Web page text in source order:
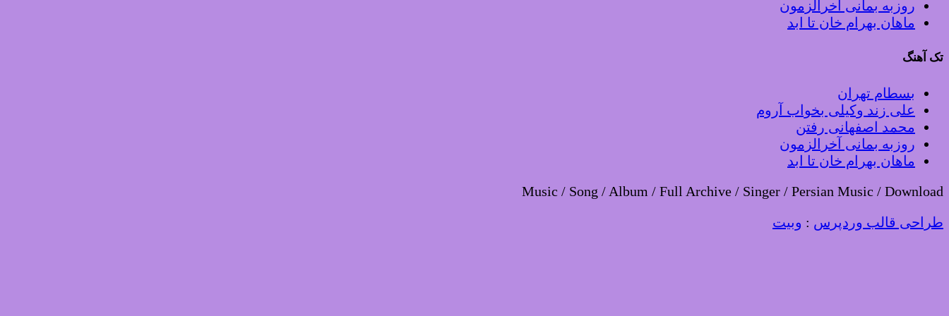
روزبه بمانی آخرالزمون
ماهان بهرام خان تا ابد
تک آهنگ
بسطام تهران
علی زند وکیلی بخواب آروم
محمد اصفهانی رفتن
روزبه بمانی آخرالزمون
ماهان بهرام خان تا ابد
Music / Song / Album / Full Archive / Singer / Persian Music / Download
طراحی قالب وردپرس : وبیت